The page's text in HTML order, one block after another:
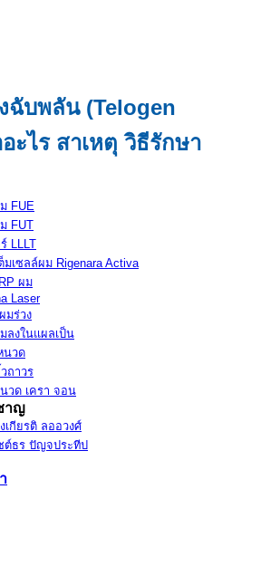
FUE
FUT
LLLT
มเซลล์ผม Rigenara Activa
ผม
Laser
มร่วง
ลงในแผลเป็น
นวด
ถาวร
วด เครา จอน
าญ
กียรติ ลออวงศ์
ต์ธร ปัญจประทีป
ฉับพลัน (Telogen
ะไร สาเหตุ วิธีรักษา